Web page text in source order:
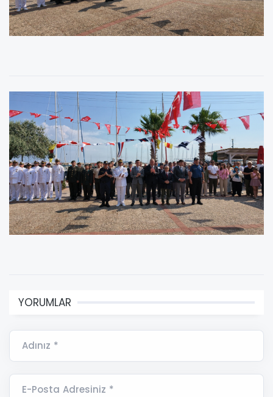
YORUMLAR
Adınız *
E-Posta Adresiniz *